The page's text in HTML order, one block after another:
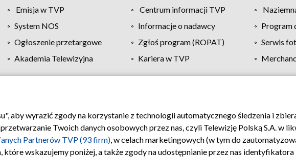
Emisja w TVP Centrum informacji TVP
System NOS Informacje o nadawcy
Program
Ogłoszenie przetargowe Zgłoś program (ROPAT)
Serwis
Akademia Telewizyjna Kariera w TVP
Regulamin TVP Polityka prywatności Moje zgody Pomoc Biuro
aby wyrazić zgody na korzystanie z technologii automatycznego śledzenia i
Twoich danych osobowych przez nas, czyli Telewizję Polską S.A. w
Partnerów TVP (93 firm), w celach marketingowych (w tym do
które wskazujemy poniżej, a także zgody na udostępnianie przez nas